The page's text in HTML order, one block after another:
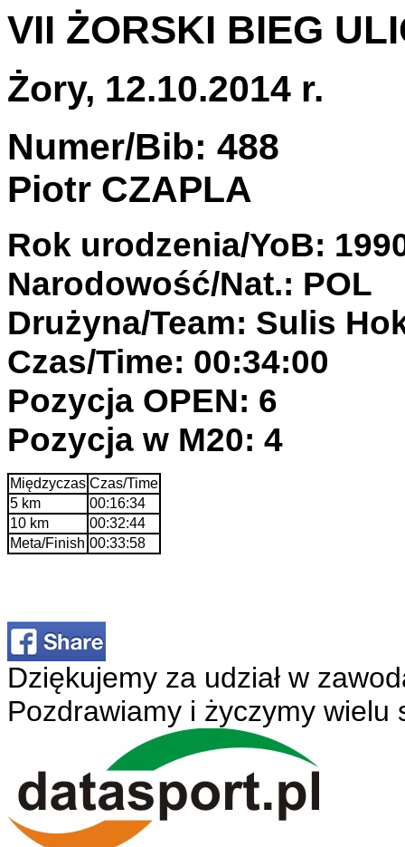
VII ŻORSKI BIEG
Żory, 12.10.2014 r.
Numer/Bib: 488
Piotr CZAPLA
Rok urodzenia/YoB:
Narodowość/Nat.: POL
Drużyna/Team: Sulis
Czas/Time: 00:34:00
Pozycja OPEN: 6
Pozycja w M20: 4
Międzyczas Czas/Time
5 km
00:16:34
10 km
00:32:44
Meta/Finish 00:33:58
Dziękujemy za udział w
Pozdrawiamy i życzymy wielu